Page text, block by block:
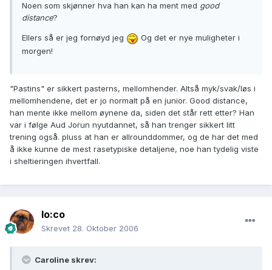
Noen som skjønner hva han kan ha ment med good
distance?
Ellers så er jeg fornøyd jeg
Og det er nye muligheter i
morgen!
"Pastins" er sikkert pasterns, mellomhender. Altså myk/svak/løs i
mellomhendene, det er jo normalt på en junior. Good distance,
han mente ikke mellom øynene da, siden det står rett etter? Han
var i følge Aud Jorun nyutdannet, så han trenger sikkert litt
trening også. pluss at han er allrounddommer, og de har det med
å ikke kunne de mest rasetypiske detaljene, noe han tydelig viste
i sheltieringen ihvertfall.
lo:co
Skrevet 28. Oktober 2006
Caroline skrev: